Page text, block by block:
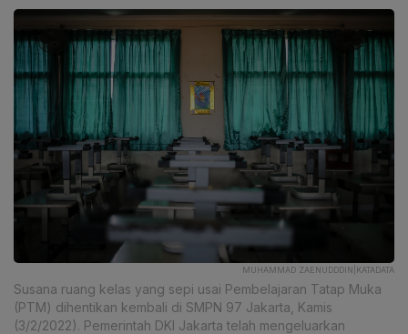
MUHAMMAD ZAENUDDDIN|KATADATA
Susana ruang kelas yang sepi usai Pembelajaran Tatap Muka
(PTM) dihentikan kembali di SMPN 97 Jakarta, Kamis
(3/2/2022). Pemerintah DKI Jakarta telah mengeluarkan